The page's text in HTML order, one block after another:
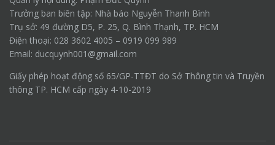
Trưởng ban biên tập: Nhà báo Nguyễn Thanh Bình
Trụ sở: 49 đường D5, P. 25, Q. Bình Thạnh, TP. HCM
Điện thoại: 028 3602 4005 – 0919 099 989
Email: ducquynh001@gmail.com
Giấy phép hoạt động số 65/GP-TTĐT do Sở Thông tin và Truyền
thông TP. HCM cấp ngày 4-10-2019